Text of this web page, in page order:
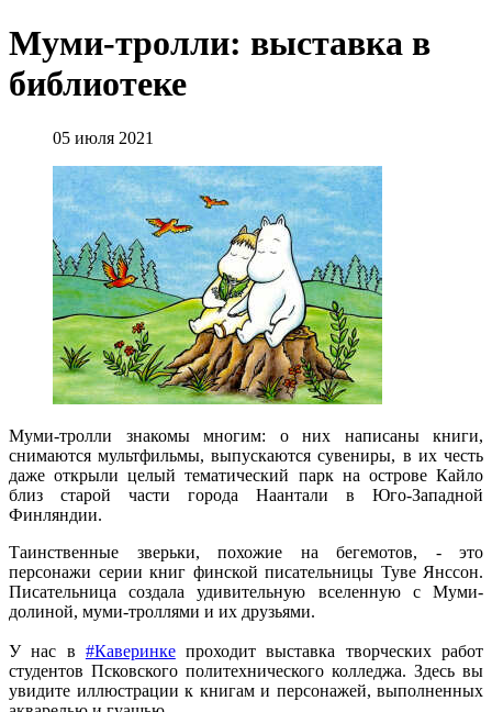
Муми-тролли: выставка в
библиотеке
05 июля 2021
Муми-тролли знакомы многим: о них написаны книги,
снимаются мультфильмы, выпускаются сувениры, в их честь
даже открыли целый тематический парк на острове Кайло
близ старой части города Наантали в Юго-Западной
Финляндии.
Таинственные зверьки, похожие на бегемотов, - это
персонажи серии книг финской писательницы Туве Янссон.
Писательница создала удивительную вселенную с Муми-
долиной, муми-троллями и их друзьями.
У нас в #Каверинкепроходит выставка творческих работ
студентов Псковского политехнического колледжа. Здесь вы
увидите иллюстрации к книгам и персонажей, выполненных